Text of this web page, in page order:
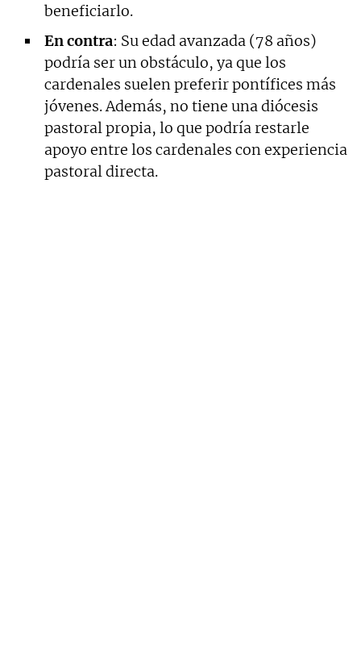
beneficiarlo.
En contra: Su edad avanzada (78 años)
podría ser un obstáculo, ya que los
cardenales suelen preferir pontífices más
jóvenes. Además, no tiene una diócesis
pastoral propia, lo que podría restarle
apoyo entre los cardenales con experiencia
pastoral directa.